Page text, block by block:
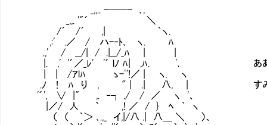
_,,.. -──- ､,
_,,. '"´ ＼
/´ /´ ,| ｀ヽ.
,:' .／ / ハ-‐ﾄ､ ヽ. ﾊ
.,' / __/| / .|__/_ﾊ | |
|. ,' '´／_ﾚ' '´ lﾉ ﾊ| ,ﾊ. '､ ああ、いらした
| | /ｱlﾊ ゝ-ﾟ'!／ | ヽ. ヽ
.ﾉ ! ﾊ り , " | .| 八, | すみませんでした
'´', ∨ |" ,. ‐┐ ./ / ／ ヽ '、
|／/ 人 ` ,! ／ / } ﾍ ｀ ヽ
（ （ ｀＞ ､.,_ イ,|/八 .| 八＿ ＼ ）、